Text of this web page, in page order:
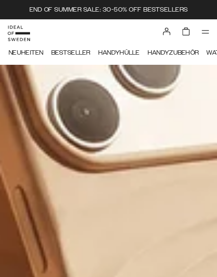
END OF SUMMER SALE: 30-50% OFF BESTSELLERS
IDEAL OF SWEDEN
NEUHEITEN BESTSELLER HANDYHÜLLE HANDYZUBEHÖR